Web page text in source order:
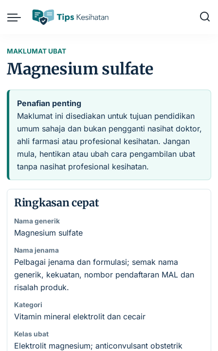
MAKLUMAT UBAT
Magnesium sulfate
Penafian penting
Maklumat ini disediakan untuk tujuan pendidikan
umum sahaja dan bukan pengganti nasihat doktor,
ahli farmasi atau profesional kesihatan. Jangan
mula, hentikan atau ubah cara pengambilan ubat
tanpa nasihat profesional kesihatan.
Ringkasan cepat
Nama generik
Magnesium sulfate
Nama jenama
Pelbagai jenama dan formulasi; semak nama
generik, kekuatan, nombor pendaftaran MAL dan
risalah produk.
Kategori
Vitamin mineral elektrolit dan cecair
Kelas ubat
Elektrolit magnesium; anticonvulsant obstetrik